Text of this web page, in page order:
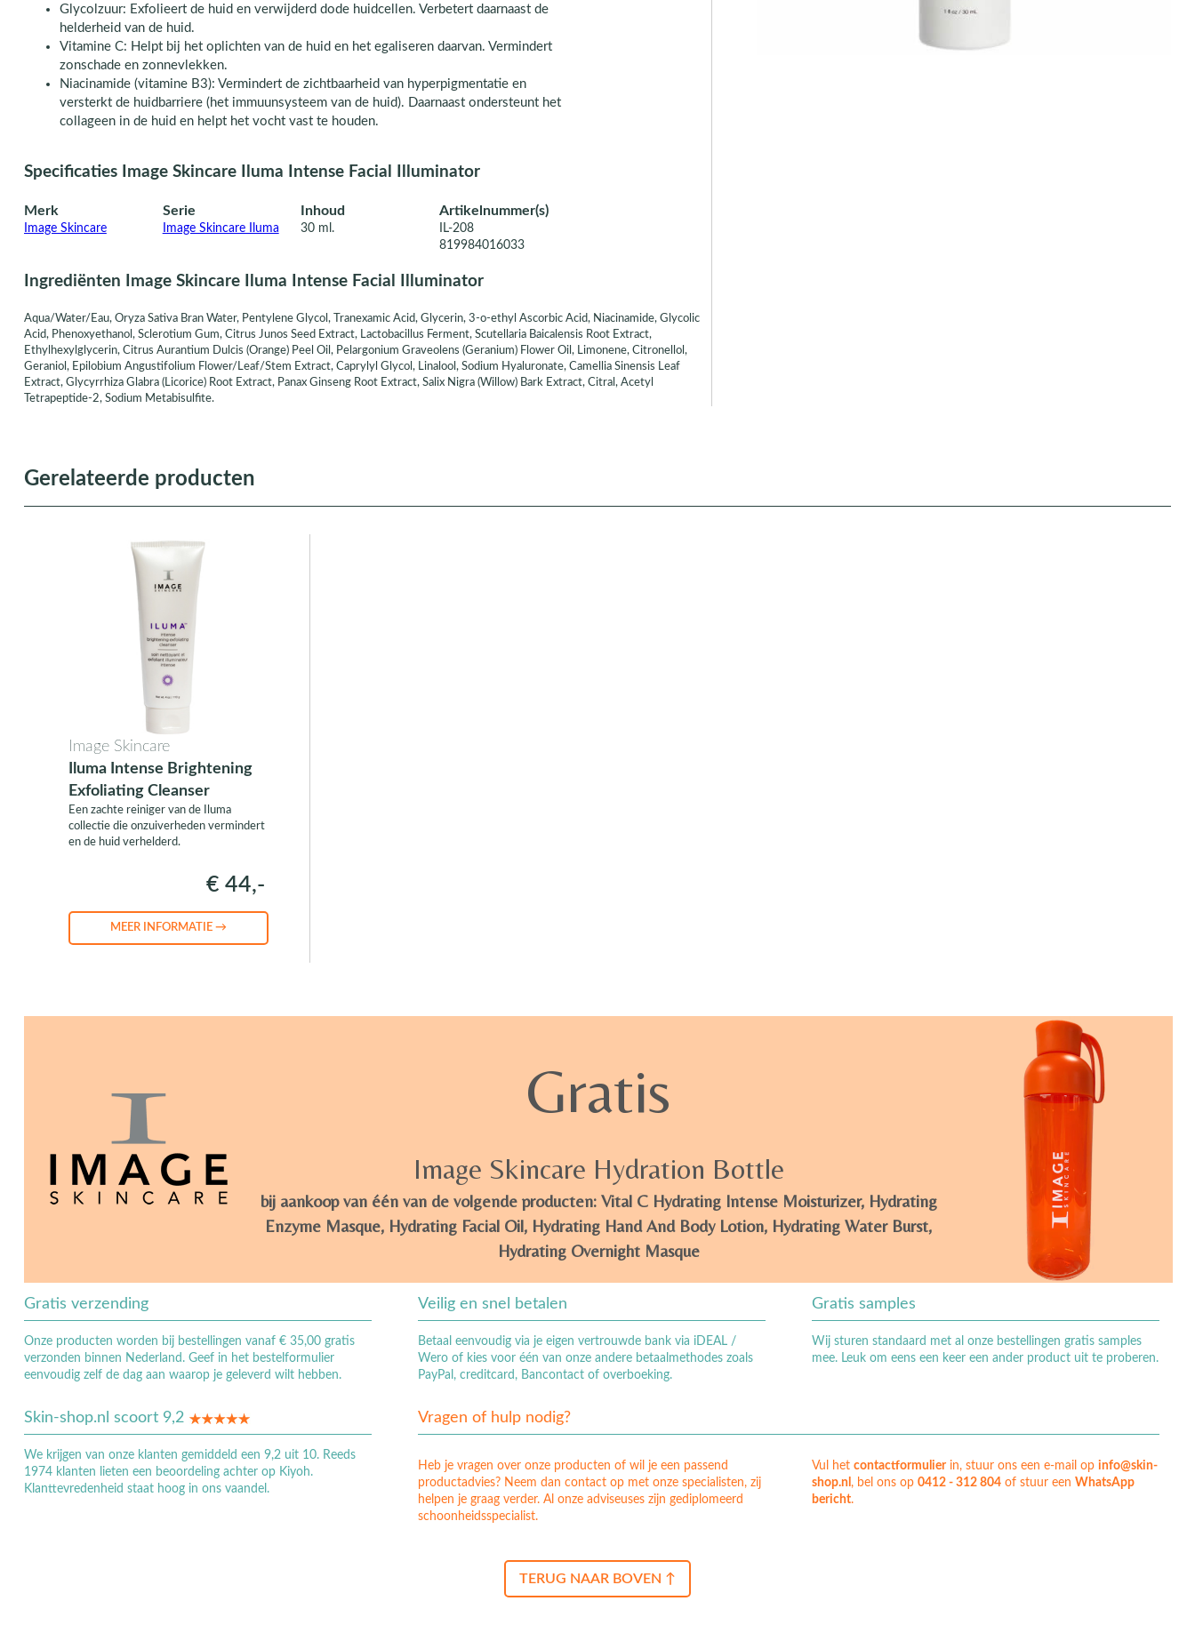
Glycolzuur: Exfolieert de huid en verwijderd dode huidcellen. Verbetert daarnaast de
helderheid van de huid.
Vitamine C: Helpt bij het oplichten van de huid en het egaliseren daarvan. Vermindert
zonschade en zonnevlekken.
Niacinamide (vitamine B3): Vermindert de zichtbaarheid van hyperpigmentatie en
versterkt de huidbarriere (het immuunsysteem van de huid). Daarnaast ondersteunt het
collageen in de huid en helpt het vocht vast te houden.
Specificaties Image Skincare Iluma Intense Facial Illuminator
Merk
Image Skincare
Serie
Image Skincare Iluma
Inhoud
30 ml.
Artikelnummer(s)
IL-208
819984016033
Ingrediënten Image Skincare Iluma Intense Facial Illuminator
Aqua/Water/Eau, Oryza Sativa Bran Water, Pentylene Glycol, Tranexamic Acid, Glycerin, 3-o-ethyl Ascorbic Acid, Niacinamide, Glycolic
Acid, Phenoxyethanol, Sclerotium Gum, Citrus Junos Seed Extract, Lactobacillus Ferment, Scutellaria Baicalensis Root Extract,
Ethylhexylglycerin, Citrus Aurantium Dulcis (Orange) Peel Oil, Pelargonium Graveolens (Geranium) Flower Oil, Limonene, Citronellol,
Geraniol, Epilobium Angustifolium Flower/Leaf/Stem Extract, Caprylyl Glycol, Linalool, Sodium Hyaluronate, Camellia Sinensis Leaf
Extract, Glycyrrhiza Glabra (Licorice) Root Extract, Panax Ginseng Root Extract, Salix Nigra (Willow) Bark Extract, Citral, Acetyl
Tetrapeptide-2, Sodium Metabisulfite.
Gerelateerde producten
Image Skincare
Iluma Intense Brightening
Exfoliating Cleanser
Een zachte reiniger van de Iluma
collectie die onzuiverheden vermindert
en de huid verhelderd.
€ 44,-
MEER INFORMATIE →
Gratis
Image Skincare Hydration Bottle
bij aankoop van één van de volgende producten: Vital C Hydrating Intense Moisturizer, Hydrating
Enzyme Masque, Hydrating Facial Oil, Hydrating Hand And Body Lotion, Hydrating Water Burst,
Hydrating Overnight Masque
Gratis verzending
Onze producten worden bij bestellingen vanaf € 35,00 gratis
verzonden binnen Nederland. Geef in het bestelformulier
eenvoudig zelf de dag aan waarop je geleverd wilt hebben.
Veilig en snel betalen
Betaal eenvoudig via je eigen vertrouwde bank via iDEAL /
Wero of kies voor één van onze andere betaalmethodes zoals
PayPal, creditcard, Bancontact of overboeking.
Gratis samples
Wij sturen standaard met al onze bestellingen gratis samples
mee. Leuk om eens een keer een ander product uit te proberen.
Skin-shop.nl scoort 9,2
We krijgen van onze klanten gemiddeld een 9,2 uit 10. Reeds
1974 klanten lieten een beoordeling achter op Kiyoh.
Klanttevredenheid staat hoog in ons vaandel.
Vragen of hulp nodig?
Heb je vragen over onze producten of wil je een passend
productadvies? Neem dan contact op met onze specialisten, zij
helpen je graag verder. Al onze adviseuses zijn gediplomeerd
schoonheidsspecialist.
Vul het contactformulierin, stuur ons een e-mail op info@skin-
shop.nl , bel ons op 0412 - 312 804of stuur een WhatsApp
bericht.
TERUG NAAR BOVEN ↑